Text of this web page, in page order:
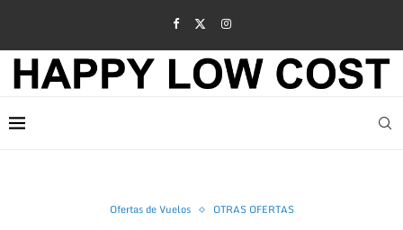
Ofertas de Vuelos OTRAS OFERTAS